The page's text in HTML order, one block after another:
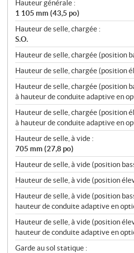
Hauteur générale :
1 105 mm (43,5 po)
Hauteur de selle, chargée :
S.O.
Hauteur de selle, chargée (position
Hauteur de selle, chargée (position
Hauteur de selle, chargée (position
à hauteur de conduite adaptive en
Hauteur de selle, chargée (position
à hauteur de conduite adaptive en
Hauteur de selle, à vide :
705 mm (27,8 po)
Hauteur de selle, à vide (position
Hauteur de selle, à vide (position
Hauteur de selle, à vide (position
hauteur de conduite adaptive en
Hauteur de selle, à vide (position
hauteur de conduite adaptive en
Garde au sol statique :